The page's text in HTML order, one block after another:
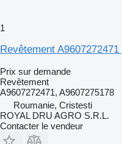
1
Revêtement
Prix sur demande
Revêtement
A9607272471, A9607275178
Roumanie, Cristesti
ROYAL DRU AGRO S.R.L.
Contacter le vendeur